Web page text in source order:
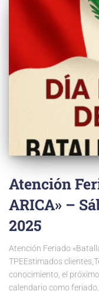
Atención
ARICA» –
2025
Atención Feriado
TPEEstimados
conocimiento, el
calendario como